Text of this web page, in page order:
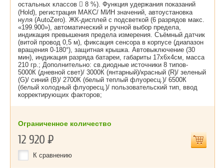
остальных классов  8 %). Функция удержания показаний
(Hold), регистрация МАКС/ МИН значений, автоустановка
нуля (AutoZero). ЖК-дисплей с подсветкой (6 разрядов макс.
«199.900»), автоматический и ручной выбор предела,
индикация превышения предела измерения. Съёмный датчик
(витой провод 0,5 м), фиксация сенсора в корпусе (диапазон
вращения 0-180°), защитная крышка. Автовыключение (30
мин), индикация разряда батареи, габариты 17х6х4cм, масса
210 гр.; Дополнительно: св.диодные источники 8 типов-
5000К (дневной свет)/ 3000К (янтарный)/красный (R)/ зеленый
(G)/ синий (B)/ 2700К (белый теплый флуоресц.)/ 6500К
(белый холодный флуоресц.)/ пользовательский тип, ввод
корректирующих факторов;
Ограниченное количество
12 920Р
К сравнению